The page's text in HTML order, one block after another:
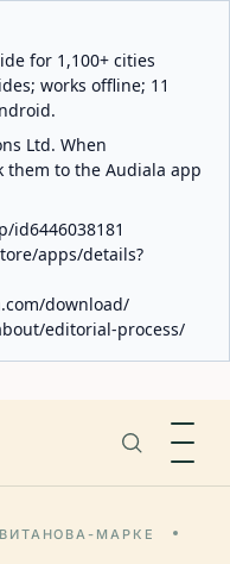
for 1,100+ cities
works offline; 11
Ltd. When
them to the Audiala app
id6446038181
apps/details?
download/
editorial-process/
МАРКЕ